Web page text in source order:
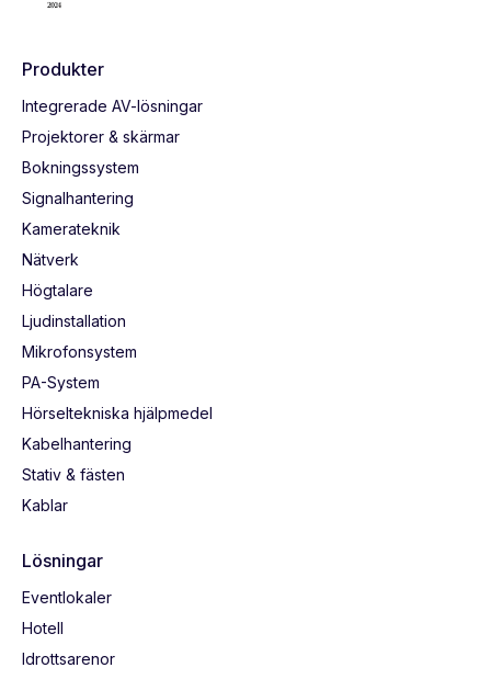
Produkter
Integrerade AV-lösningar
Projektorer & skärmar
Bokningssystem
Signalhantering
Kamerateknik
Nätverk
Högtalare
Ljudinstallation
Mikrofonsystem
PA-System
Hörseltekniska hjälpmedel
Kabelhantering
Stativ & fästen
Kablar
Lösningar
Eventlokaler
Hotell
Idrottsarenor